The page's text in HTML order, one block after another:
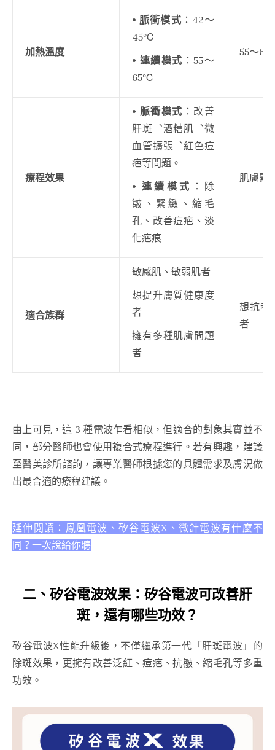
加熱溫度
• 脈衝模式 ：42～
45℃
• 連續模式 ：55～
65℃
55～
療程效果
• 脈衝模式 ：改善
肝斑︑酒糟肌︑微
血管擴張︑紅色痘
疤等問題。
• 連續模式 ：除
皺、緊緻、縮毛
孔、改善痘疤、淡
化疤痕
肌膚緊
適合族群
敏感肌、敏弱肌者
想提升膚質健康度
者
擁有多種肌膚問題
者
想抗老
者
由上可見，這 3 種電波乍看相似，但適合的對象其實並不
同，部分醫師也會使用複合式療程進行。若有興趣，建議
至醫美診所諮詢，讓專業醫師根據您的具體需求及膚況做
出最合適的療程建議。
延伸閱讀： 鳳凰電波、矽谷電波X、微針電波有什麼不
同？一次說給你聽
二、矽谷電波效果：矽谷電波可改善肝
斑，還有哪些功效？
矽谷電波X性能升級後，不僅繼承第一代「肝斑電波」的
除斑效果，更擁有改善泛紅、痘疤、抗皺、縮毛孔等多重
功效。